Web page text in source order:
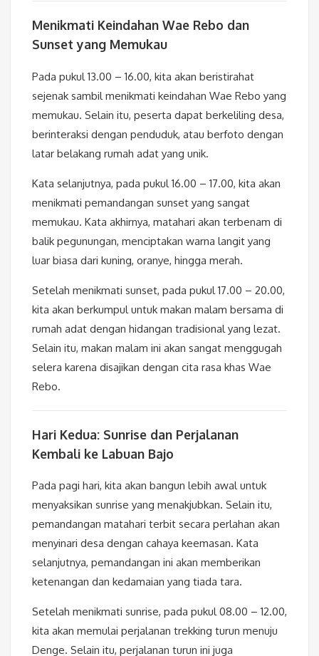
Menikmati Keindahan Wae Rebo dan
Sunset yang Memukau
Pada pukul 13.00 – 16.00, kita akan beristirahat
sejenak sambil menikmati keindahan Wae Rebo yang
memukau. Selain itu, peserta dapat berkeliling desa,
berinteraksi dengan penduduk, atau berfoto dengan
latar belakang rumah adat yang unik.
Kata selanjutnya, pada pukul 16.00 – 17.00, kita akan
menikmati pemandangan sunset yang sangat
memukau. Kata akhirnya, matahari akan terbenam di
balik pegunungan, menciptakan warna langit yang
luar biasa dari kuning, oranye, hingga merah.
Setelah menikmati sunset, pada pukul 17.00 – 20.00,
kita akan berkumpul untuk makan malam bersama di
rumah adat dengan hidangan tradisional yang lezat.
Selain itu, makan malam ini akan sangat menggugah
selera karena disajikan dengan cita rasa khas Wae
Rebo.
Hari Kedua: Sunrise dan Perjalanan
Kembali ke Labuan Bajo
Pada pagi hari, kita akan bangun lebih awal untuk
menyaksikan sunrise yang menakjubkan. Selain itu,
pemandangan matahari terbit secara perlahan akan
menyinari desa dengan cahaya keemasan. Kata
selanjutnya, pemandangan ini akan memberikan
ketenangan dan kedamaian yang tiada tara.
Setelah menikmati sunrise, pada pukul 08.00 – 12.00,
kita akan memulai perjalanan trekking turun menuju
Denge. Selain itu, perjalanan turun ini juga